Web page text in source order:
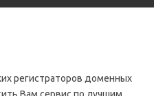
регистраторов доменных